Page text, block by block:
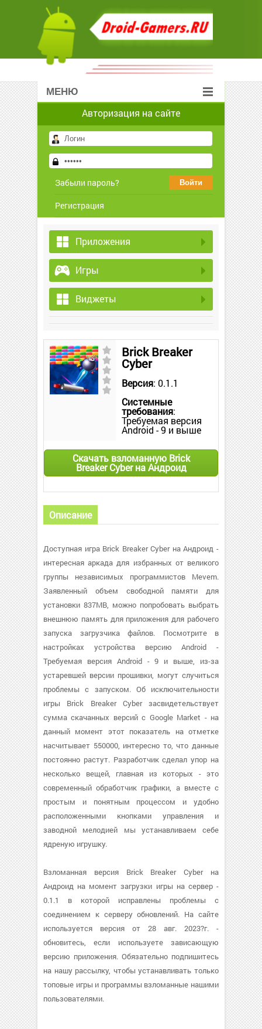
МЕНЮ
Авторизация на сайте
Забыли пароль?
Регистрация
Приложения
Игры
Виджеты
Brick Breaker
Cyber
Версия: 0.1.1
Системные
требования:
Требуемая версия
Android - 9 и выше
Скачать взломанную Brick
Breaker Cyber на Андроид
Описание
Доступная игра Brick Breaker Cyber на Андроид -
интересная аркада для избранных от великого
группы независимых программистов Mevem.
Заявленный объем свободной памяти для
установки 837MB, можно попробовать выбрать
внешнюю память для приложения для рабочего
запуска загрузчика файлов. Посмотрите в
настройках устройства версию Android -
Требуемая версия Android - 9 и выше, из-за
устаревшей версии прошивки, могут случиться
проблемы с запуском. Об исключительности
игры Brick Breaker Cyber засвидетельствует
сумма скачанных версий с Google Market - на
данный момент этот показатель на отметке
насчитывает 550000, интересно то, что данные
постоянно растут. Разработчик сделал упор на
несколько вещей, главная из которых - это
современный обработчик графики, а вместе с
простым и понятным процессом и удобно
расположенными кнопками управления и
заводной мелодией мы устанавливаем себе
ядреную игрушку.
Взломанная версия Brick Breaker Cyber на
Андроид на момент загрузки игры на сервер -
0.1.1 в которой исправлены проблемы с
соединением к серверу обновлений. На сайте
используется версия от 28 авг. 2023?г. -
обновитесь, если используете зависающую
версию приложения. Обязательно подпишитесь
на нашу рассылку, чтобы устанавливать только
топовые игры и программы взломанные нашими
пользователями.